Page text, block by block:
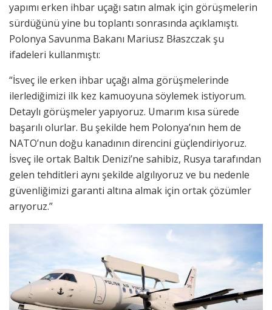
yapımı erken ihbar uçağı satın almak için görüşmelerin
sürdüğünü yine bu toplantı sonrasında açıklamıştı.
Polonya Savunma Bakanı Mariusz Błaszczak şu
ifadeleri kullanmıştı:
“İsveç ile erken ihbar uçağı alma görüşmelerinde
ilerlediğimizi ilk kez kamuoyuna söylemek istiyorum.
Detaylı görüşmeler yapıyoruz. Umarım kısa sürede
başarılı olurlar. Bu şekilde hem Polonya’nın hem de
NATO’nun doğu kanadının direncini güçlendiriyoruz.
İsveç ile ortak Baltık Denizi’ne sahibiz, Rusya tarafından
gelen tehditleri aynı şekilde algılıyoruz ve bu nedenle
güvenliğimizi garanti altına almak için ortak çözümler
arıyoruz.”